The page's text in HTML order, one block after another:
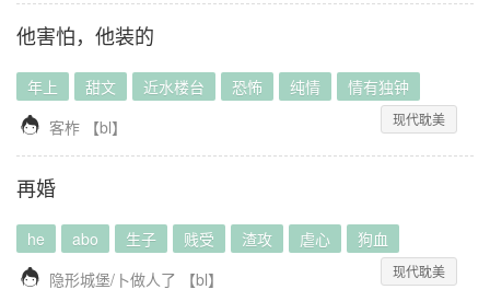
他害怕，他装的
年上 甜文 近水楼台 恐怖 纯情 情有独钟
 客柞 【bl】 现代耽美
再婚
he abo 生子 贱受 渣攻 虐心 狗血
 隐形城堡/卜做人了 【bl】 现代耽美